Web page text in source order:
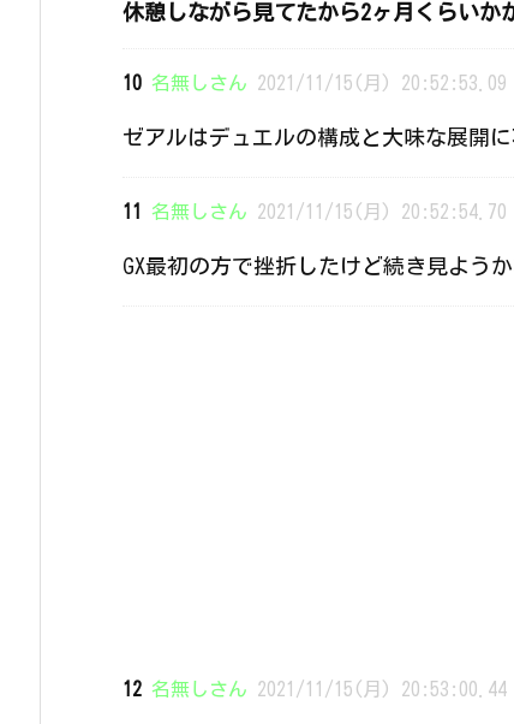
休憩しながら見てたから2ヶ月くらいか
10 名無しさん 2021/11/15(月) 20:52:53.09
ゼアルはデュエルの構成と大味な展開
11 名無しさん 2021/11/15(月) 20:52:54.70
GX最初の方で挫折したけど続き見よう
12 名無しさん 2021/11/15(月) 20:53:00.44